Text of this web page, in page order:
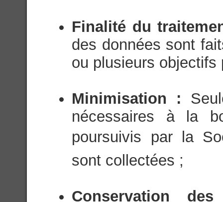
Finalité du
des données sont
ou plusieurs objectifs
Minimisation :
nécessaires à la
poursuivis par la
sont collectées ;
Conservation